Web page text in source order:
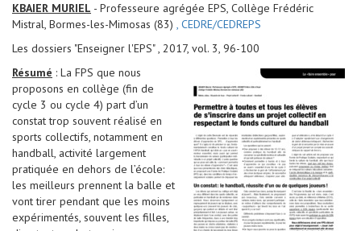
KBAIER MURIEL - Professeure agrégée EPS, Collège Frédéric
Mistral, Bormes-les-Mimosas (83) , CEDRE/CEDREPS
Les dossiers "Enseigner l'EPS" , 2017, vol. 3, 96-100
Résumé : La FPS que nous
proposons en collège (fin de
cycle 3 ou cycle 4) part d’un
constat trop souvent réalisé en
sports collectifs, notamment en
handball, activité largement
pratiquée en dehors de l’école:
les meilleurs prennent la balle et
vont tirer pendant que les moins
expérimentés, souvent les filles,